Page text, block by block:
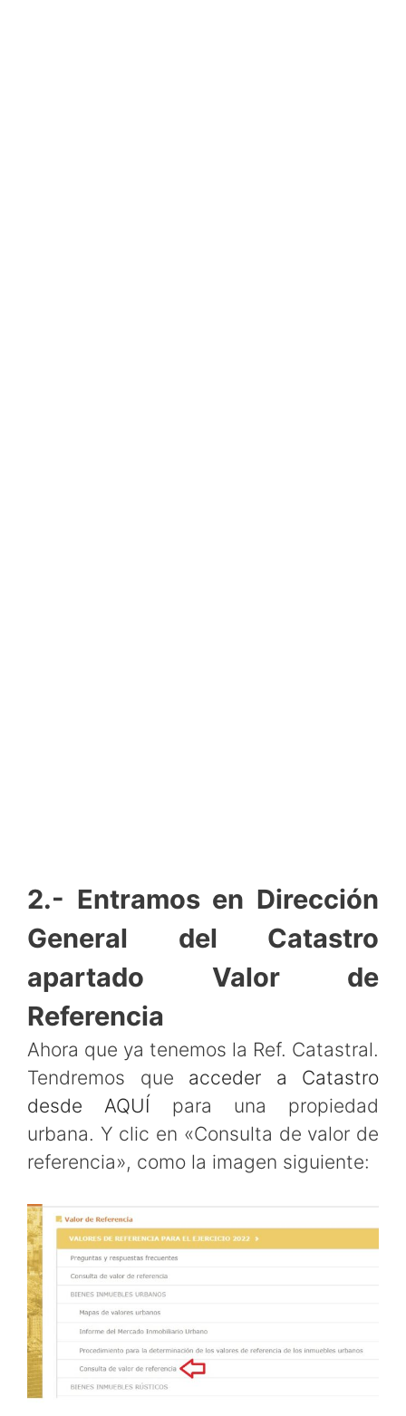
2.- Entramos en Dirección
General del Catastro
apartado Valor de
Referencia
Ahora que ya tenemos la Ref. Catastral.
Tendremos que acceder a Catastro
desde AQUÍ para una propiedad
urbana. Y clic en «Consulta de valor de
referencia», como la imagen siguiente: